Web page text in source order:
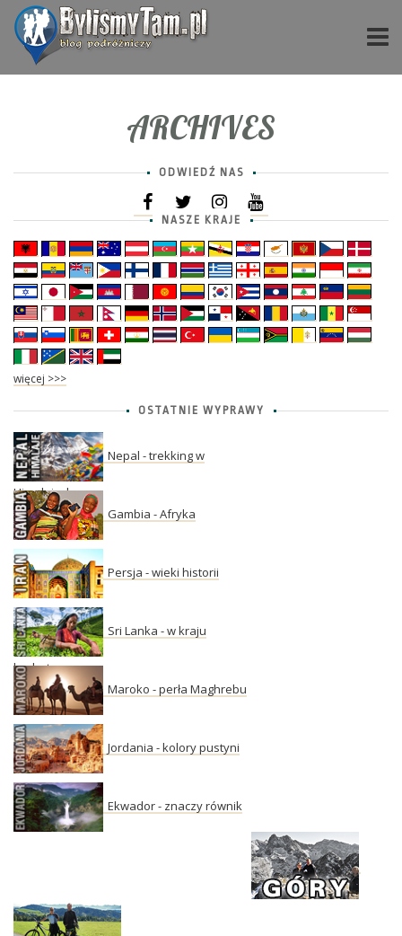
ARCHIVES
ODWIEDŹ NAS
NASZE KRAJE
więcej >>>
OSTATNIE WYPRAWY
Nepal - trekking w
Himalajach
Gambia - Afryka
Persja - wieki historii
Sri Lanka - w kraju
herbaty
Maroko - perła Maghrebu
Jordania - kolory pustyni
Ekwador - znaczy równik